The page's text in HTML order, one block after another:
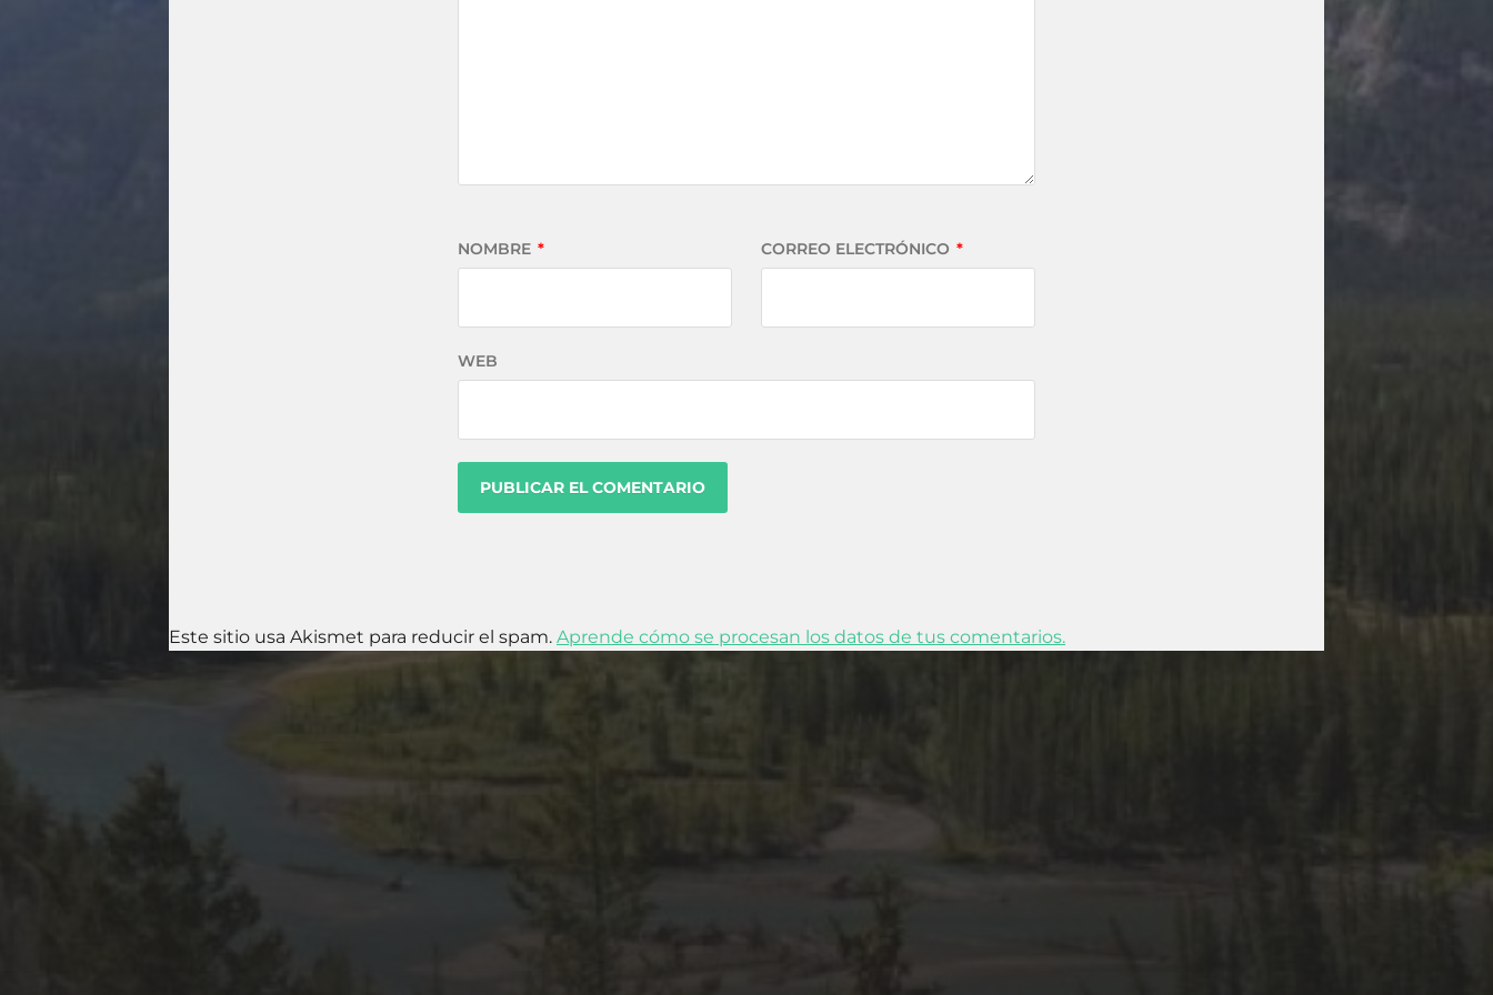
NOMBRE * CORREO ELECTRÓNICO *
WEB
Este sitio usa Akismet para reducir el spam. Aprende cómo se procesan los datos de tus comentarios.